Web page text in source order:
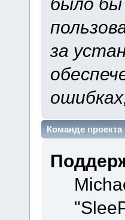
за
Команде проекта